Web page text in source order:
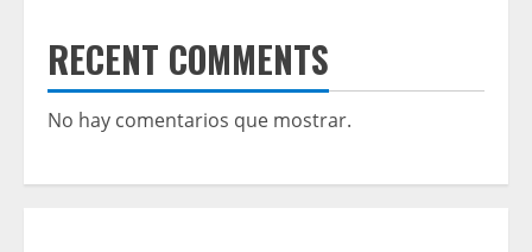
RECENT COMMENTS
No hay comentarios que mostrar.